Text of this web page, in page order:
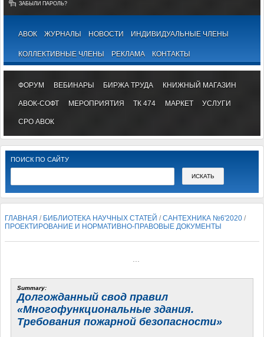
ЗАБЫЛИ ПАРОЛЬ?
АВОК ЖУРНАЛЫ НОВОСТИ ИНДИВИДУАЛЬНЫЕ ЧЛЕНЫ
КОЛЛЕКТИВНЫЕ ЧЛЕНЫ РЕКЛАМА КОНТАКТЫ
ФОРУМ ВЕБИНАРЫ БИРЖА ТРУДА КНИЖНЫЙ МАГАЗИН
АВОК-СОФТ МЕРОПРИЯТИЯ ТК 474 МАРКЕТ УСЛУГИ
СРО АВОК
ПОИСК ПО САЙТУ
ГЛАВНАЯ / БИБЛИОТЕКА НАУЧНЫХ СТАТЕЙ /САНТЕХНИКА №6'2020 /
ПРОЕКТИРОВАНИЕ И НОРМАТИВНО-ПРАВОВЫЕ ДОКУМЕНТЫ
Summary:
Долгожданный свод правил
«Многофункциональные здания.
Требования пожарной безопасности»